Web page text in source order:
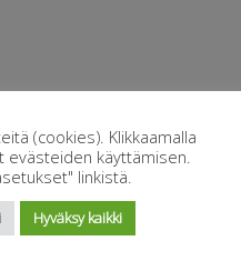
(cookies). Klikkaamalla
evästeiden käyttämisen.
linkistä.
Hyväksy kaikki